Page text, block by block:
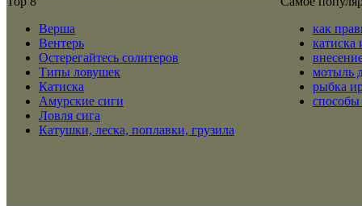
Верша
Вентерь
Остерегайтесь солитеров
Типы ловушек
Катиска
Амурские сиги
Ловля сига
Катушки, леска, поплавки, грузила
как
катиска
мотыль
рыбка